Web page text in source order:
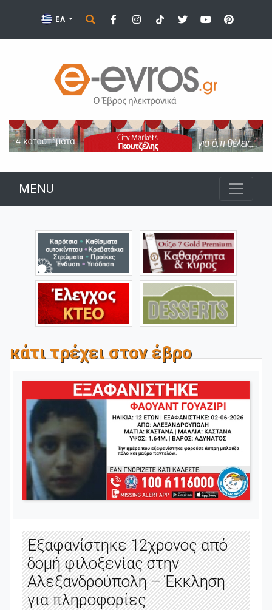
ΕΛ
MENU
κάτι τρέχει στον έβρο
Εξαφανίστηκε 12χρονος από
δομή φιλοξενίας στην
Αλεξανδρούπολη – Έκκληση
για πληροφορίες